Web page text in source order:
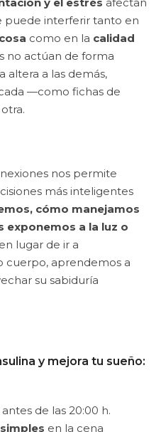
y el estrés afectan
puede interferir tanto en
como en la calidad
no actúan de forma
altera a las demás,
—como fichas de
nos permite
más inteligentes
cómo manejamos
exponemos a la luz o
lugar de ir a
cuerpo, aprendemos a
su sabiduría
y mejora tu sueño:
de las 20:00 h.
en la cena